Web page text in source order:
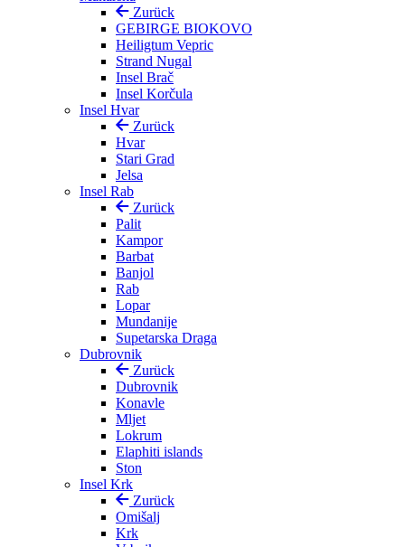
Zurück
GEBIRGE BIOKOVO
Heiligtum Vepric
Strand Nugal
Insel Brač
Insel Korčula
Insel Hvar
Zurück
Hvar
Stari Grad
Jelsa
Insel Rab
Zurück
Palit
Kampor
Barbat
Banjol
Rab
Lopar
Mundanije
Supetarska Draga
Dubrovnik
Zurück
Dubrovnik
Konavle
Mljet
Lokrum
Elaphiti islands
Ston
Insel Krk
Zurück
Omišalj
Krk